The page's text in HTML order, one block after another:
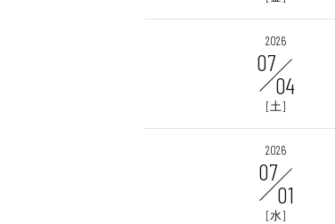
2026
07
04
[土]
2026
07
01
[水]